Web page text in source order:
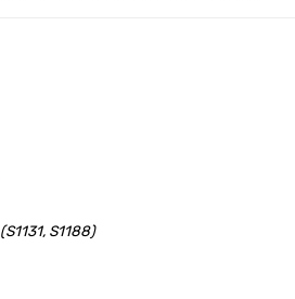
(S1131, S1188)